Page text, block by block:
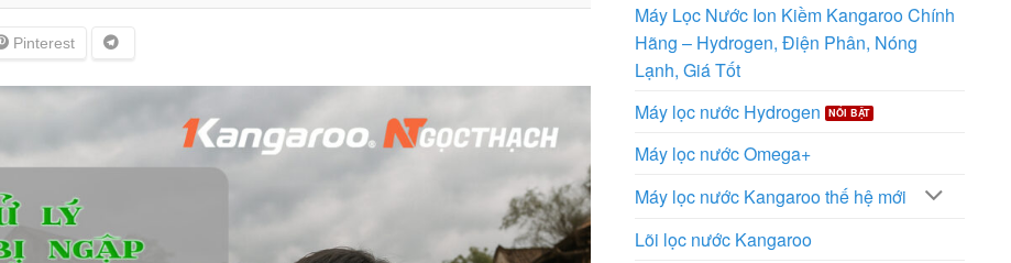
Máy Lọc Nước Ion Kiềm Kangaroo Chính
Hãng – Hydrogen, Điện Phân, Nóng
Lạnh, Giá Tốt
Máy lọc nước Hydrogen
Máy lọc nước Omega+
Máy lọc nước Kangaroo thế hệ mới
Lõi lọc nước Kangaroo